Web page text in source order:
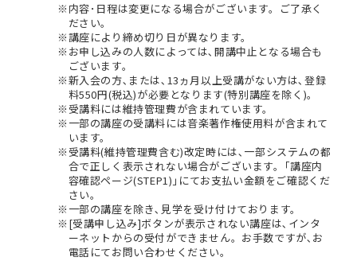
内容･日程は変更になる場合がございます。ご了承く
ださい。
講座により締め切り日が異なります。
お申し込みの人数によっては､開講中止となる場合も
ございます。
新入会の方､または､13ヵ月以上受講がない方は､登録
料550円(税込)が必要となります(特別講座を除く)。
受講料には維持管理費が含まれています。
一部の講座の受講料には音楽著作権使用料が含まれて
います。
受講料(維持管理費含む)改定時には､一部システムの都
合で正しく表示されない場合がございます。｢講座内
容確認ページ(STEP1)｣にてお支払い金額をご確認くだ
さい。
一部の講座を除き､見学を受け付けております。
[受講申し込み]ボタンが表示されない講座は､インタ
ーネットからの受付ができません。お手数ですが､お
電話にてお問い合わせください。